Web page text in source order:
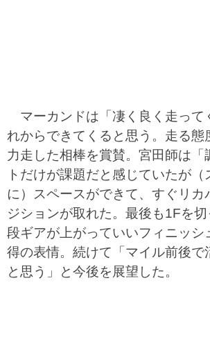
マーカンドは「凄く良く走って
れからできてくると思う。走る態
力走した相棒を賞賛。宮田師は「
トだけが課題だと感じていたが（
に）スペースができて、すぐリカ
ジションが取れた。最後も1Fを
段ギアが上がっていいフィニッシ
得の表情。続けて「マイル前後で
と思う」と今後を展望した。